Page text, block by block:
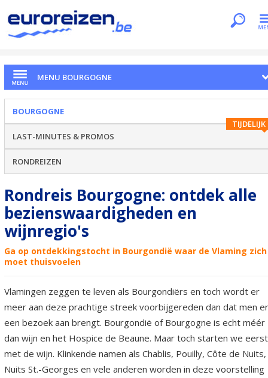
MENU BOURGOGNE
BOURGOGNE
TIJDELIJK
LAST-MINUTES & PROMOS
RONDREIZEN
Rondreis Bourgogne: ontdek alle
bezienswaardigheden en
wijnregio's
Ga op ontdekkingstocht in Bourgondië waar de Vlaming zich
moet thuisvoelen
Vlamingen zeggen te leven als Bourgondiërs en toch wordt er
meer aan deze prachtige streek voorbijgereden dan dat men er
een bezoek aan brengt. Bourgondië of Bourgogne is echt méér
dan wijn en het Hospice de Beaune. Maar toch starten we eerst
met de wijn. Klinkende namen als Chablis, Pouilly, Côte de Nuits,
Nuits St.-Georges en vele anderen worden in deze voorstelling